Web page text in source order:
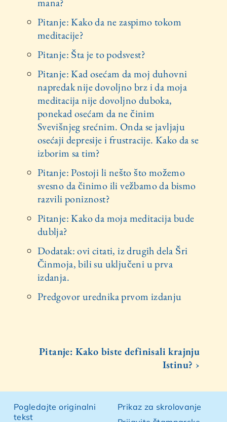
mana?
Pitanje: Kako da ne zaspimo tokom
meditacije?
Pitanje: Šta je to podsvest?
Pitanje: Kad osećam da moj duhovni
napredak nije dovoljno brz i da moja
meditacija nije dovoljno duboka,
ponekad osećam da ne činim
Svevišnjeg srećnim. Onda se javljaju
osećaji depresije i frustracije. Kako da se
izborim sa tim?
Pitanje: Postoji li nešto što možemo
svesno da činimo ili vežbamo da bismo
razvili poniznost?
Pitanje: Kako da moja meditacija bude
dublja?
Dodatak: ovi citati, iz drugih dela Šri
Činmoja, bili su uključeni u prva
izdanja.
Predgovor urednika prvom izdanju
Pitanje: Kako biste definisali krajnju
Istinu? ›
Pogledajte originalni
tekst
Prikaz za skrolovanje